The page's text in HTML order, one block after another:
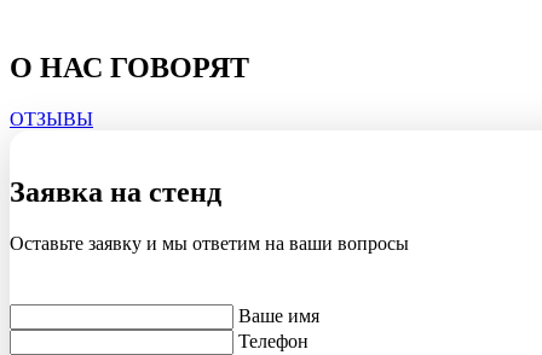
О НАС ГОВОРЯТ
ОТЗЫВЫ
Заявка на стенд
Оставьте заявку и мы ответим на ваши вопросы
Ваше имя
Телефон